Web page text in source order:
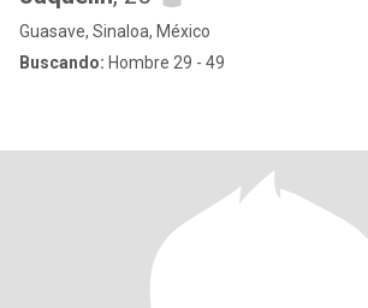
Guasave, Sinaloa, México
Buscando: Hombre 29 - 49